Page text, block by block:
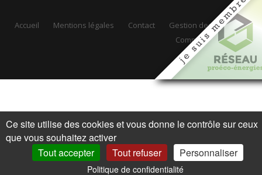
Accueil Mentions légales Contact
Gestion des cookies
Communauté Web
Ce site utilise des cookies et vous donne le contrôle sur ceux
que vous souhaitez activer
Tout accepter
Tout refuser Personnaliser
Politique de confidentialité